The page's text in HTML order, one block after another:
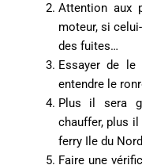
Attention aux
moteur, si
des fuites…
Essayer de
entendre le
Plus il sera
chauffer, plus
ferry Ile du
Faire une